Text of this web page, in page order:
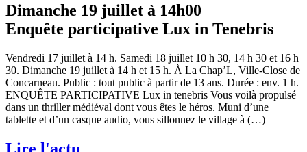
Dimanche 19 juillet à 14h00
Enquête participative Lux in Tenebris
Vendredi 17 juillet à 14 h. Samedi 18 juillet 10 h 30, 14 h 30 et 16 h
30. Dimanche 19 juillet à 14 h et 15 h. À La Chap’L, Ville-Close de
Concarneau. Public : tout public à partir de 13 ans. Durée : env. 1 h.
ENQUÊTE PARTICIPATIVE Lux in tenebris Vous voilà propulsé
dans un thriller médiéval dont vous êtes le héros. Muni d’une
tablette et d’un casque audio, vous sillonnez le village à (…)
Lire l'actu